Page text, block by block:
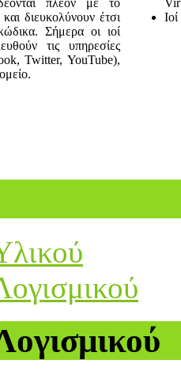
διευκολύνουν έτσι
Σήμερα οι ιοί
τις υπηρεσίες
Twitter, YouTube),